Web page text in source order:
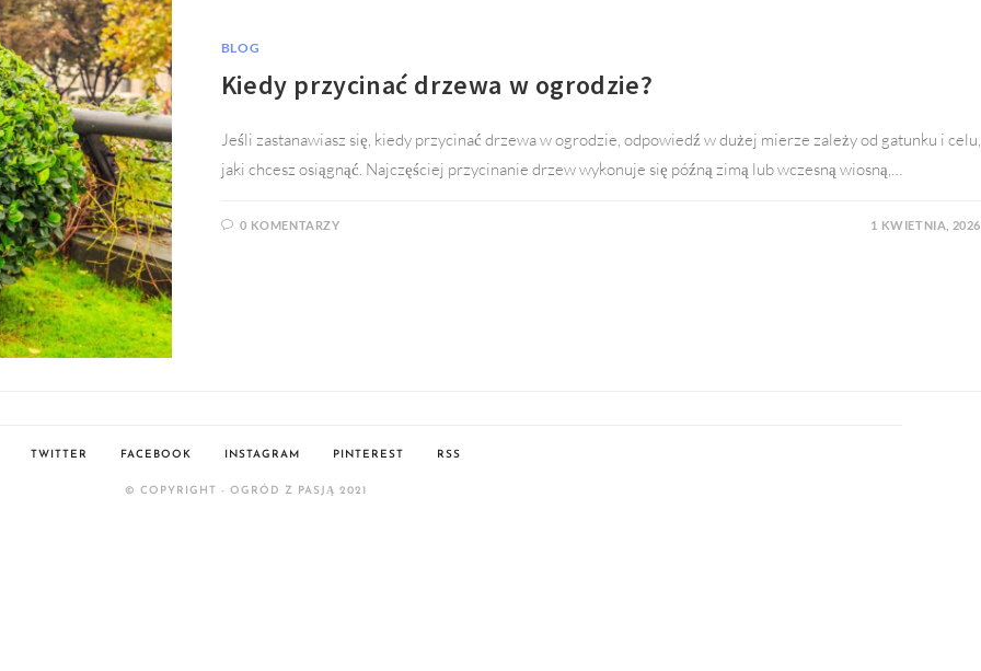
BLOG
Kiedy przycinać drzewa w ogrodzie?
Jeśli zastanawiasz się, kiedy przycinać drzewa w ogrodzie, odpowiedź w dużej mierze zależy od gatunku i celu,
jaki chcesz osiągnąć. Najczęściej przycinanie drzew wykonuje się późną zimą lub wczesną wiosną,…
0 KOMENTARZY 1 KWIETNIA, 2026
TWITTER FACEBOOK INSTAGRAM PINTEREST RSS
© COPYRIGHT - OGRÓD Z PASJĄ 2021